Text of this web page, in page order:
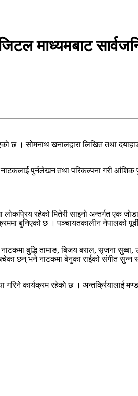
माध्यमबाट
। सोमनाथ खनालद्वारा लिखित तथा
पुर्नलेखन तथा परिकल्पना गरी
रहेको मितेरी साइनो अन्‍तर्गत एक
बुनिएको छ । पञ्चायतकालीन नेपालको
बुद्धि तामाङ, बिजय बराल, सृजना
छन् भने नाटकमा बेनुका राईको संगीत सुन्‍न
कार्यक्रम रहेकाे छ । अन्‍तर्क्रियालाई